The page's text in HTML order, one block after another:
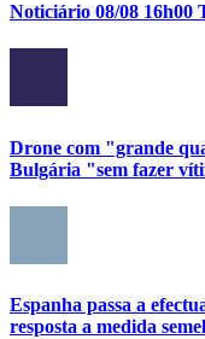
Noticiário 08/08 16h00
Drone com "grande
Bulgária "sem fazer
Espanha passa a
resposta a medida